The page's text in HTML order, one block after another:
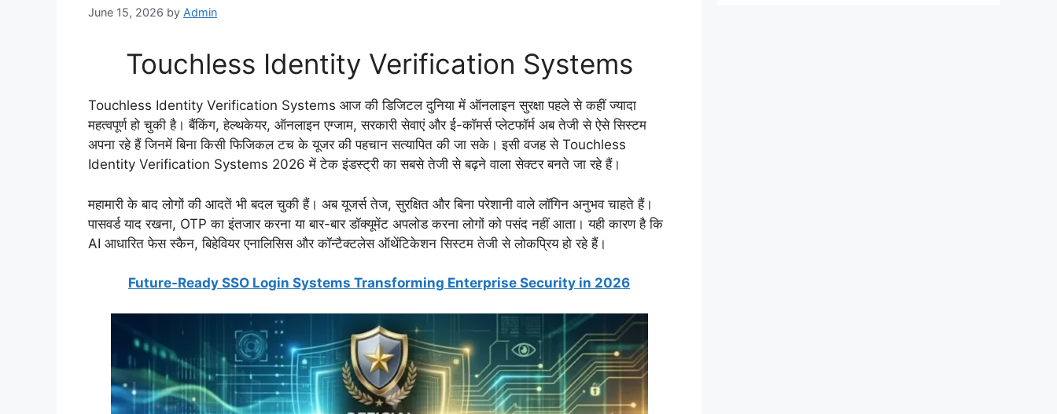
June 15, 2026 by Admin
Touchless Identity Verification Systems
Touchless Identity Verification Systems आज की डिजिटल दुनिया में ऑनलाइन सुरक्षा पहले से कहीं ज्यादा
महत्वपूर्ण हो चुकी है। बैंकिंग, हेल्थकेयर, ऑनलाइन एग्जाम, सरकारी सेवाएं और ई-कॉमर्स प्लेटफॉर्म अब तेजी से ऐसे सिस्टम
अपना रहे हैं जिनमें बिना किसी फिजिकल टच के यूजर की पहचान सत्यापित की जा सके। इसी वजह से Touchless
Identity Verification Systems 2026 में टेक इंडस्ट्री का सबसे तेजी से बढ़ने वाला सेक्टर बनते जा रहे हैं।
महामारी के बाद लोगों की आदतें भी बदल चुकी हैं। अब यूजर्स तेज, सुरक्षित और बिना परेशानी वाले लॉगिन अनुभव चाहते हैं।
पासवर्ड याद रखना, OTP का इंतजार करना या बार-बार डॉक्यूमेंट अपलोड करना लोगों को पसंद नहीं आता। यही कारण है कि
AI आधारित फेस स्कैन, बिहेवियर एनालिसिस और कॉन्टैक्टलेस ऑथेंटिकेशन सिस्टम तेजी से लोकप्रिय हो रहे हैं।
Future-Ready SSO Login Systems Transforming Enterprise Security in 2026